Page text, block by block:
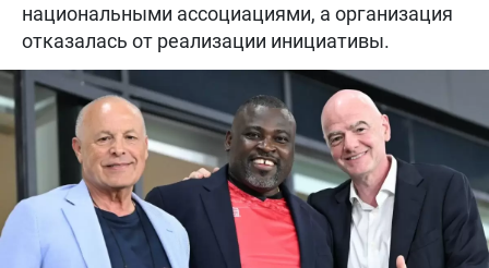
национальными ассоциациями, а организация
отказалась от реализации инициативы.